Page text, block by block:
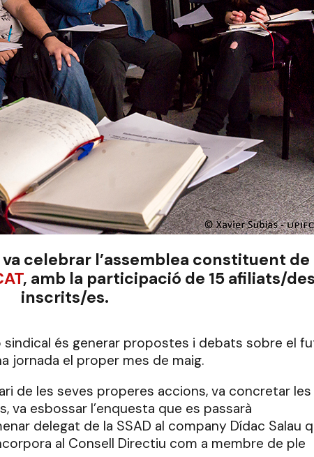
celebrar l’assemblea constituent de
, amb la participació de 15 afiliats/des
inscrits/es.
sindical és generar propostes i debats sobre el
jornada el proper mes de maig.
de les seves properes accions, va concretar les
va esbossar l’enquesta que es passarà
delegat de la SSAD al company Dídac Salau
al Consell Directiu com a membre de ple